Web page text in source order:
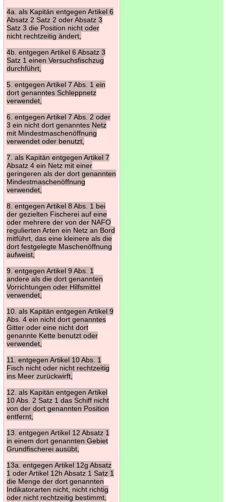
4a. als Kapitän entgegen Artikel 6
Absatz 2 Satz 2 oder Absatz 3
Satz 3 die Position nicht oder
nicht rechtzeitig ändert,
4b. entgegen Artikel 6 Absatz 3
Satz 1 einen Versuchsfischzug
durchführt,
5. entgegen Artikel 7 Abs. 1 ein
dort genanntes Schleppnetz
verwendet,
6. entgegen Artikel 7 Abs. 2 oder
3 ein nicht dort genanntes Netz
mit Mindestmaschenöffnung
verwendet oder benutzt,
7. als Kapitän entgegen Artikel 7
Absatz 4 ein Netz mit einer
geringeren als der dort genannten
Mindestmaschenöffnung
verwendet,
8. entgegen Artikel 8 Abs. 1 bei
der gezielten Fischerei auf eine
oder mehrere der von der NAFO
regulierten Arten ein Netz an Bord
mitführt, das eine kleinere als die
dort festgelegte Maschenöffnung
aufweist,
9. entgegen Artikel 9 Abs. 1
andere als die dort genannten
Vorrichtungen oder Hilfsmittel
verwendet,
10. als Kapitän entgegen Artikel 9
Abs. 4 ein nicht dort genanntes
Gitter oder eine nicht dort
genannte Kette benutzt oder
verwendet,
11. entgegen Artikel 10 Abs. 1
Fisch nicht oder nicht rechtzeitig
ins Meer zurückwirft,
12. als Kapitän entgegen Artikel
10 Abs. 2 Satz 1 das Schiff nicht
von der dort genannten Position
entfernt,
13. entgegen Artikel 12 Absatz 1
in einem dort genannten Gebiet
Grundfischerei ausübt,
13a. entgegen Artikel 12g Absatz
1 oder Artikel 12h Absatz 1 Satz 1
die Menge der dort genannten
Indikatorarten nicht, nicht richtig
oder nicht rechtzeitig bestimmt,